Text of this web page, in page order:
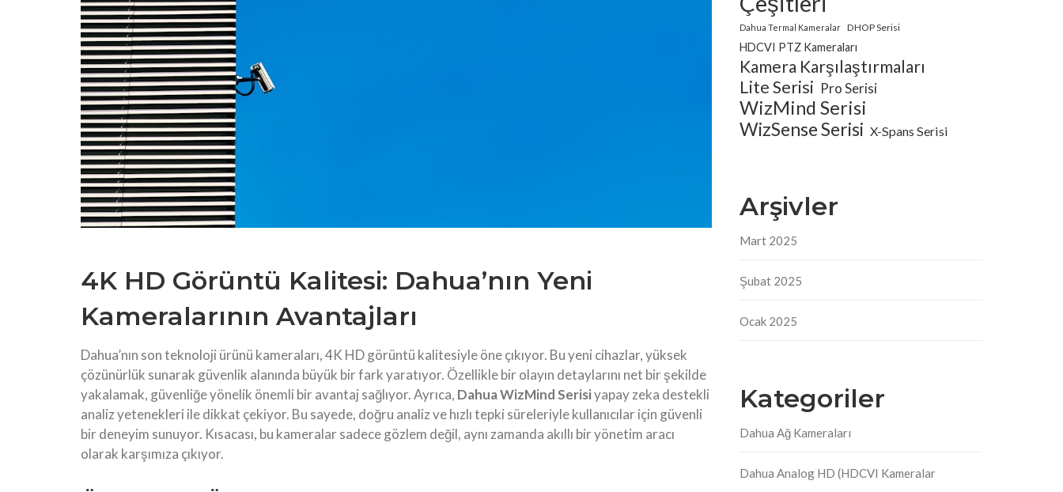
4K HD Görüntü Kalitesi: Dahua’nın Yeni
Kameralarının Avantajları
Dahua’nın son teknoloji ürünü kameraları, 4K HD görüntü kalitesiyle öne çıkıyor. Bu yeni cihazlar, yüksek
çözünürlük sunarak güvenlik alanında büyük bir fark yaratıyor. Özellikle bir olayın detaylarını net bir şekilde
yakalamak, güvenliğe yönelik önemli bir avantaj sağlıyor. Ayrıca, Dahua WizMind Serisiyapay zeka destekli
analiz yetenekleri ile dikkat çekiyor. Bu sayede, doğru analiz ve hızlı tepki süreleriyle kullanıcılar için güvenli
bir deneyim sunuyor. Kısacası, bu kameralar sadece gözlem değil, aynı zamanda akıllı bir yönetim aracı
olarak karşımıza çıkıyor.
Dahua Termal Kameralar DHOP Serisi
HDCVI PTZ Kameraları
Kamera Karşılaştırmaları
Lite Serisi Pro Serisi
WizMind Serisi
WizSense Serisi X-Spans Serisi
Arşivler
Mart 2025
Şubat 2025
Ocak 2025
Kategoriler
Dahua Ağ Kameraları
Dahua Analog HD (HDCVI Kameralar